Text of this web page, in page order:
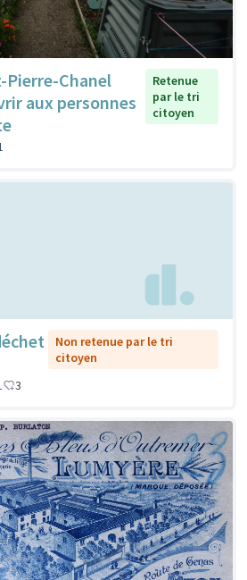
Pierre-Chanel
aux personnes
Retenue
par le tri
citoyen
Non retenue par le tri
citoyen
3